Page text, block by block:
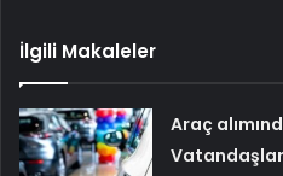
İlgili Makaleler
Araç